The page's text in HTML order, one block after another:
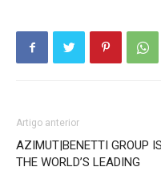
Artigo anterior
AZIMUT|BENETTI GROUP IS
THE WORLD’S LEADING